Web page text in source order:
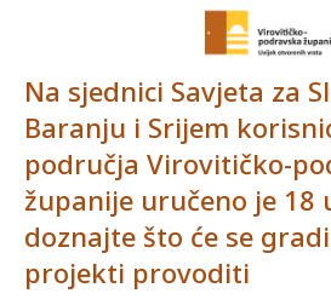
Na sjednici Savjeta za
Baranju i Srijem
područja Virovitičko-
županije uručeno je 18
doznajte što će se
projekti provoditi